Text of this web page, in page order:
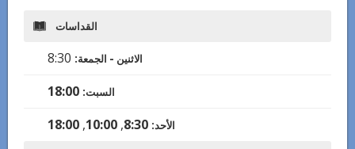
القداسات
الاثنين - الجمعة:
8:30
السبت:
18:00
الأحد:
8:30
,
10:00
,
18:00